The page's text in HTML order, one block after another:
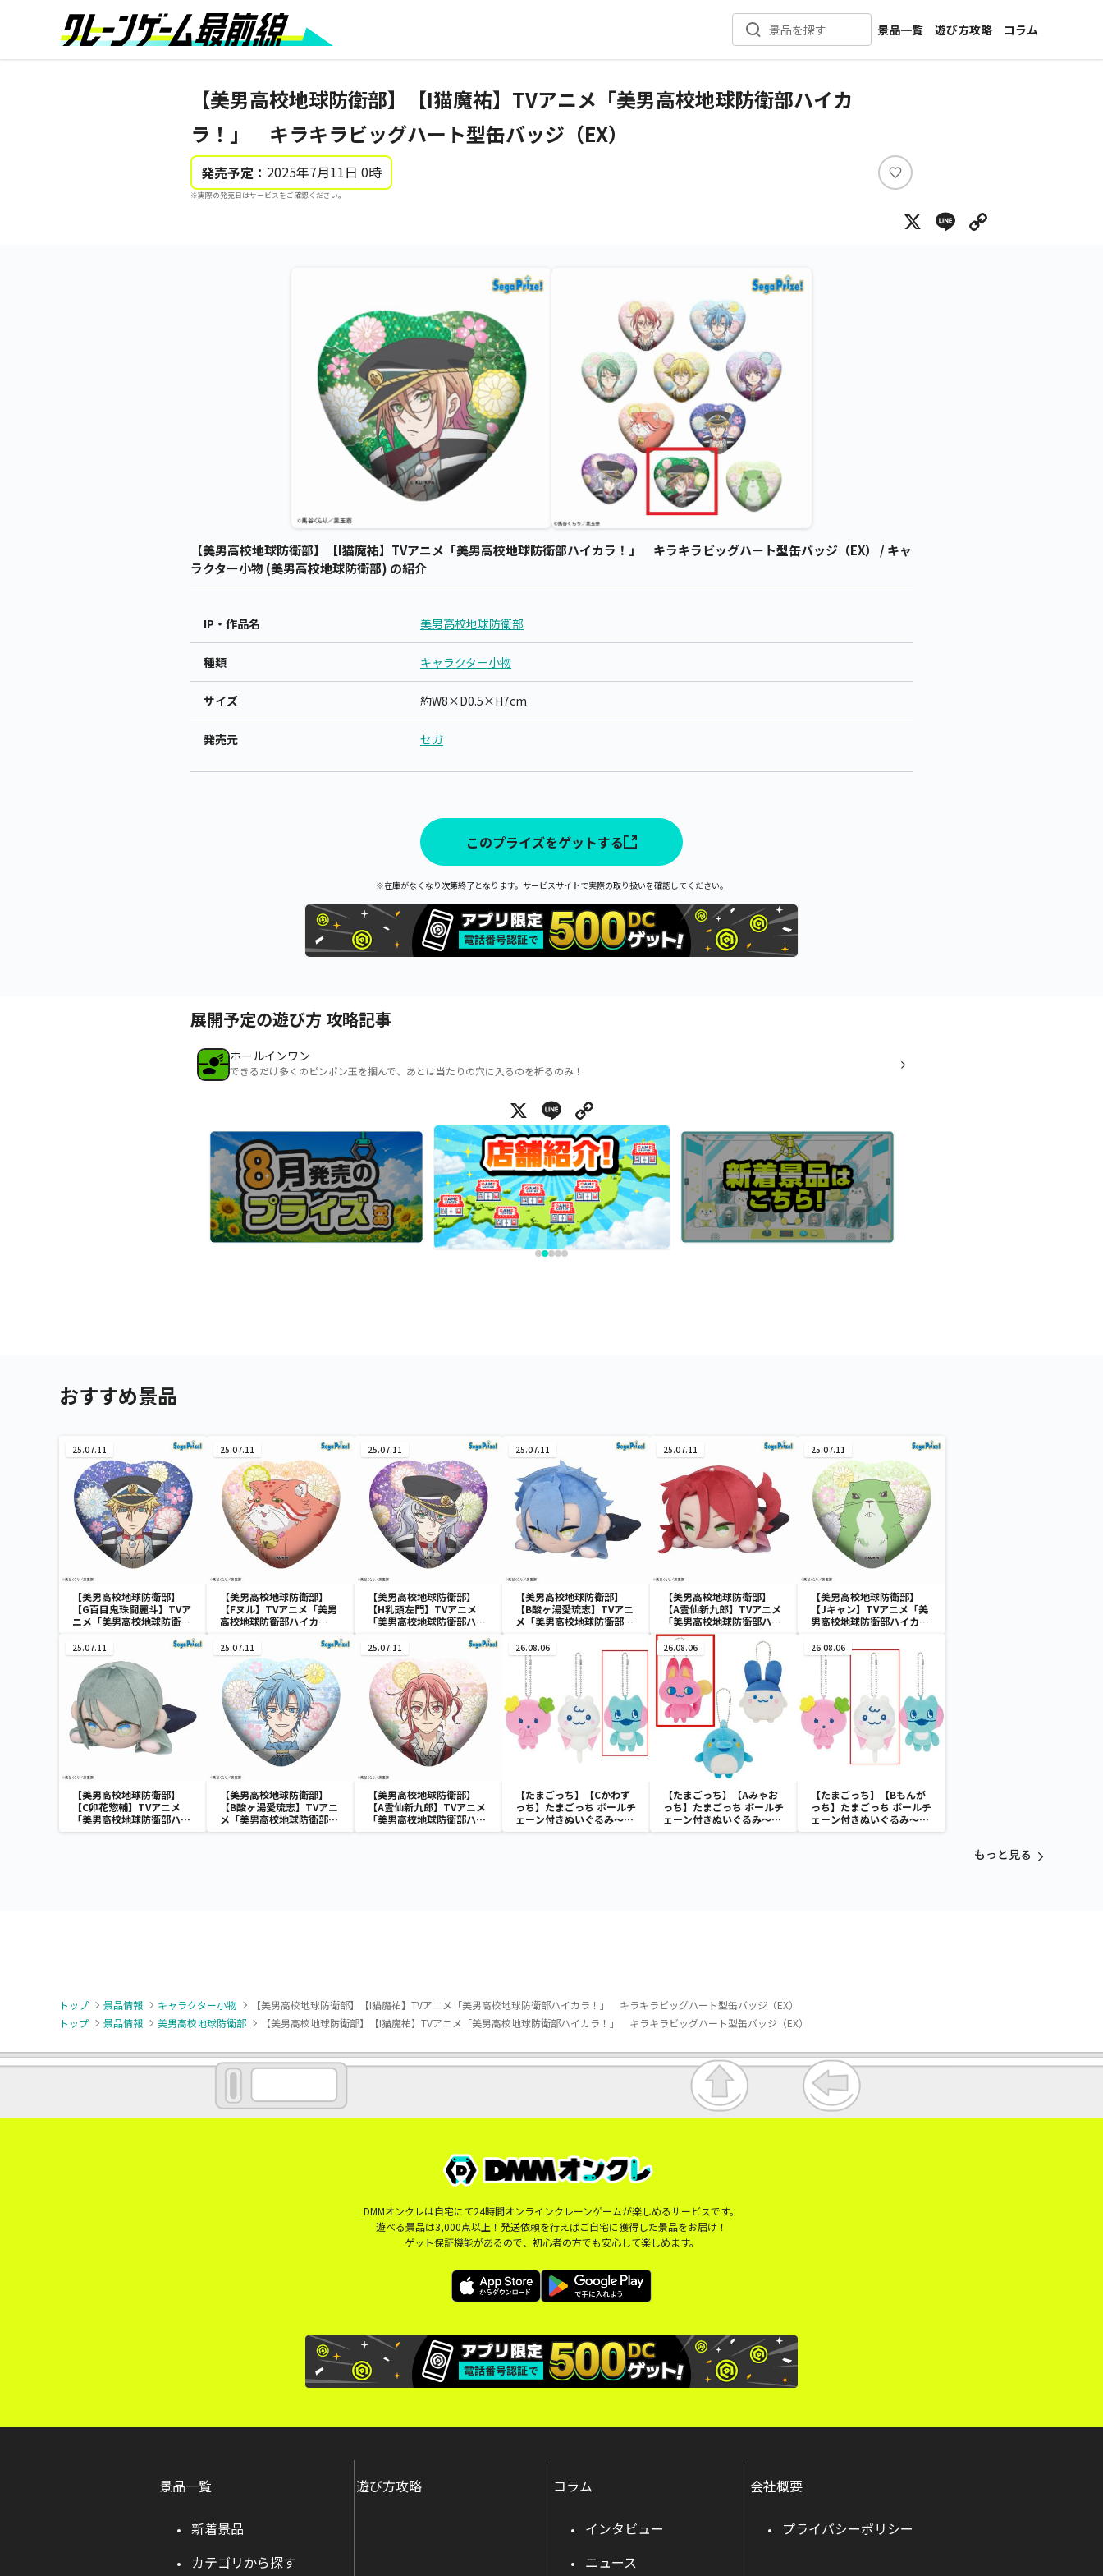
景品を探す
景品一覧
新着景品
遊び方攻略
コラム
インタビュー
【美男高校地球防衛部】【I猫魔祐】TVアニメ「美男高校地球防衛部ハイカ
ラ！」 キラキラビッグハート型缶バッジ（EX）
発売予定： 2025年7月11日 0時
※実際の発売日はサービスをご確認ください。
い
ね
X Line
【美男高校地球防衛部】【I猫魔祐】TVアニメ「美男高校地球防衛部ハイカラ！」 キラキラビッグハート型缶バッジ（EX） / キャ
ラクター小物 (美男高校地球防衛部) の紹介
IP・作品名 美男高校地球防衛部
種類 キャラクター小物
サイズ 約W8×D0.5×H7cm
発売元 セガ
このプライズをゲットする
※在庫がなくなり次第終了となります。サービスサイトで実際の取り扱いを確認してください。
展開予定の遊び方 攻略記事
ホールインワン
できるだけ多くのピンポン玉を掴んで、あとは当たりの穴に入るのを祈るのみ！
X Line
おすすめ景品
25.07.11
【美男高校地球防衛部】
【G百目鬼珠闘麗斗】TVア
ニメ「美男高校地球防衛部
ッグハート型缶バッジ
（EX）
25.07.11
【美男高校地球防衛部】
【Fヌル】TVアニメ「美男
高校地球防衛部ハイカ
ート型缶バッジ（EX）
25.07.11
【美男高校地球防衛部】
【H乳頭左門】TVアニメ
「美男高校地球防衛部ハイ
ハート型缶バッジ（EX）
25.07.11
【美男高校地球防衛部】
【B酸ヶ湯愛琉志】TVアニ
メ「美男高校地球防衛部ハ
いぐるみVol.1（EX）
25.07.11
【美男高校地球防衛部】
【A雲仙新九郎】TVアニメ
「美男高校地球防衛部ハイ
カラ！」 寝そべり ぬい
ぐるみVol.1（EX）
25.07.11
【美男高校地球防衛部】
【Jキャン】TVアニメ「美
男高校地球防衛部ハイカ
ート型缶バッジ（EX）
25.07.11
【美男高校地球防衛部】
【C卯花惣輔】TVアニメ
「美男高校地球防衛部ハイ
カラ！」 寝そべり ぬい
25.07.11
【美男高校地球防衛部】
【B酸ヶ湯愛琉志】TVアニ
メ「美男高校地球防衛部ハ
イカラ！」 キラキラビッ
25.07.11
【美男高校地球防衛部】
【A雲仙新九郎】TVアニメ
「美男高校地球防衛部ハイ
カラ！」 キラキラビッグ
26.08.06
【たまごっち】【Cかわず
っち】たまごっち ボールチ
ェーン付きぬいぐるみ～
Tamagotchi Paradise～
26.08.06
【たまごっち】【Aみゃお
っち】たまごっち ボールチ
ェーン付きぬいぐるみ～
Tamagotchi Paradise～
26.08.06
【たまごっち】【Bもんが
っち】たまごっち ボールチ
ェーン付きぬいぐるみ～
Tamagotchi Paradise～
もっと見る
トップ 景品情報 キャラクター小物
【美男高校地球防衛部】【I猫魔祐】TVアニメ「美男高校地球防衛部ハイカラ！」 キラキラビッグハート型缶バッジ（EX）
トップ
景品情報 美男高校地球防衛部 【美男高校地球防衛部】【I猫魔祐】TVアニメ「美男高校地球防衛部ハイカラ！」 キラキラビッグハート型缶バッジ（EX）
DMMオンクレは自宅にて24時間オンラインクレーンゲームが楽しめるサービスです。
遊べる景品は3,000点以上！発送依頼を行えばご自宅に獲得した景品をお届け！
ゲット保証機能があるので、初心者の方でも安心して楽しめます。
景品一覧
新着景品
カテゴリから探す
遊び方攻略 コラム
インタビュー
ニュース
会社概要
プライバシーポリシー